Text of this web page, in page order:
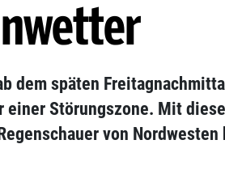
dem späten
einer Störungszone. Mit
von Nordwesten